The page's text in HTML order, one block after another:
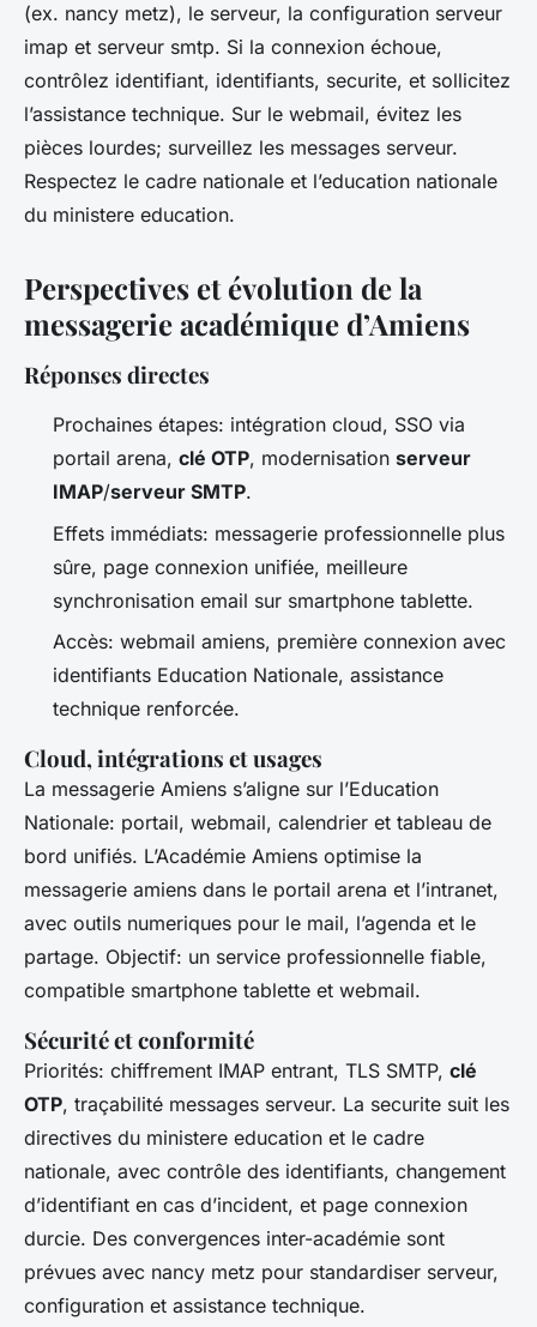
(ex. nancy metz), le serveur, la configuration serveur
imap et serveur smtp. Si la connexion échoue,
contrôlez identifiant, identifiants, securite, et sollicitez
l’assistance technique. Sur le webmail, évitez les
pièces lourdes; surveillez les messages serveur.
Respectez le cadre nationale et l’education nationale
du ministere education.
Perspectives et évolution de la
messagerie académique d’Amiens
Réponses directes
Prochaines étapes: intégration cloud, SSO via
portail arena, clé OTP, modernisation serveur
IMAP/serveur SMTP.
Effets immédiats: messagerie professionnelle plus
sûre, page connexion unifiée, meilleure
synchronisation email sur smartphone tablette.
Accès: webmail amiens, première connexion avec
identifiants Education Nationale, assistance
technique renforcée.
Cloud, intégrations et usages
La messagerie Amiens s’aligne sur l’Education
Nationale: portail, webmail, calendrier et tableau de
bord unifiés. L’Académie Amiens optimise la
messagerie amiens dans le portail arena et l’intranet,
avec outils numeriques pour le mail, l’agenda et le
partage. Objectif: un service professionnelle fiable,
compatible smartphone tablette et webmail.
Sécurité et conformité
Priorités: chiffrement IMAP entrant, TLS SMTP, clé
OTP, traçabilité messages serveur. La securite suit les
directives du ministere education et le cadre
nationale, avec contrôle des identifiants, changement
d’identifiant en cas d’incident, et page connexion
durcie. Des convergences inter-académie sont
prévues avec nancy metz pour standardiser serveur,
configuration et assistance technique.